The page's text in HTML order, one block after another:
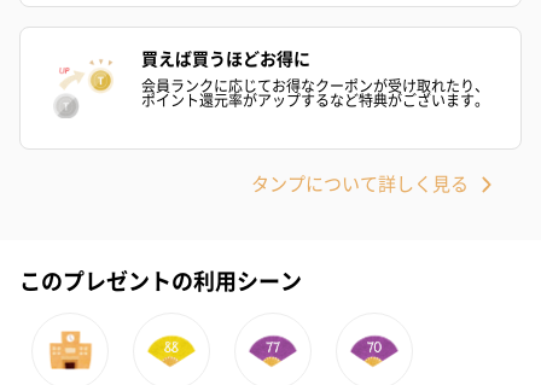
買えば買うほどお得に
会員ランクに応じてお得なクーポンが受け取れたり、
ポイント還元率がアップするなど特典がございます。
タンプについて詳しく見る
このプレゼントの利用シーン